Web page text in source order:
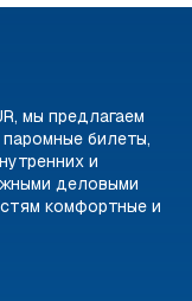
мы предлагаем
билеты,
и
деловыми
комфортные и